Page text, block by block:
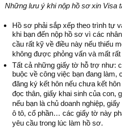
Những lưu ý khi nộp hồ sơ xin Visa
Hồ sơ phải sắp xếp theo trình tự
khi bạn đến nộp hồ sơ vì các
cầu rất kỹ về điều này nếu thiếu
không được phỏng vấn và mất
Tất cả những giấy tờ hỗ trợ như:
buộc về công việc bạn đang làm,
đăng ký kết hôn nếu chưa kết
đọc thân, giấy khai sinh của con,
nếu bạn là chủ doanh nghiệp,
ô tô, cổ phần… các giấy tờ này
yêu cầu trong lúc làm hồ sơ.